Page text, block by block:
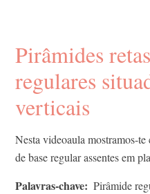
Pirâmides
regulares
verticais
Nesta videoaula mostramos-
de base regular assentes em
Palavras-chave
Pirâmide